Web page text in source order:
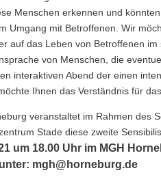
Menschen erkennen und
Umgang mit Betroffenen. Wir
auf das Leben von Betroffenen
von Menschen, die
interaktiven Abend der einen
Ihnen das Verständnis für
veranstaltet im Rahmen des
Stade diese zweite
um 18.00 Uhr im MGH
mgh@horneburg.de